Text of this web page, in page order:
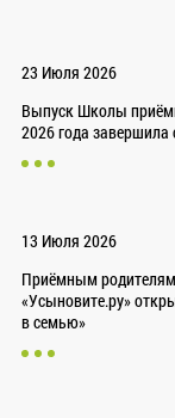
23 Июля 2026
Выпуск Школы
2026 года завершила
13 Июля 2026
Приёмным
«Усыновите.ру»
в семью»